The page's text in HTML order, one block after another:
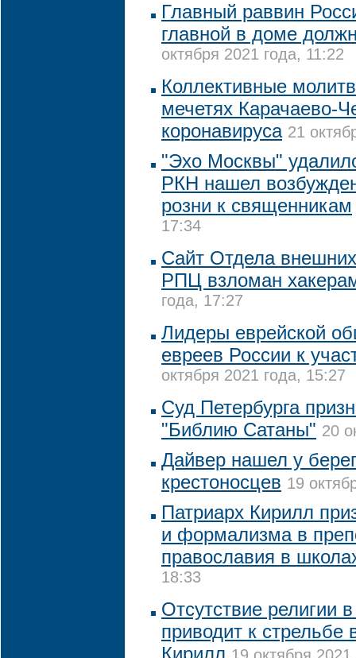
Главный раввин
главной в доме
октября 2021 года, 11:22
Коллективные
мечетях Карачаево-
коронавируса 21
"Эхо Москвы"
РКН нашел
розни к священникам
17:34
Сайт Отдела
РПЦ взломан
года, 17:27
Лидеры еврейской
евреев России к
октября 2021 года, 15:27
Суд Петербурга
"Библию Сатаны" 20
Дайвер нашел у
крестоносцев 19
Патриарх Кирилл
и формализма в
православия в
18:33
Отсутствие религии
приводит к стрельбе
Кирилл